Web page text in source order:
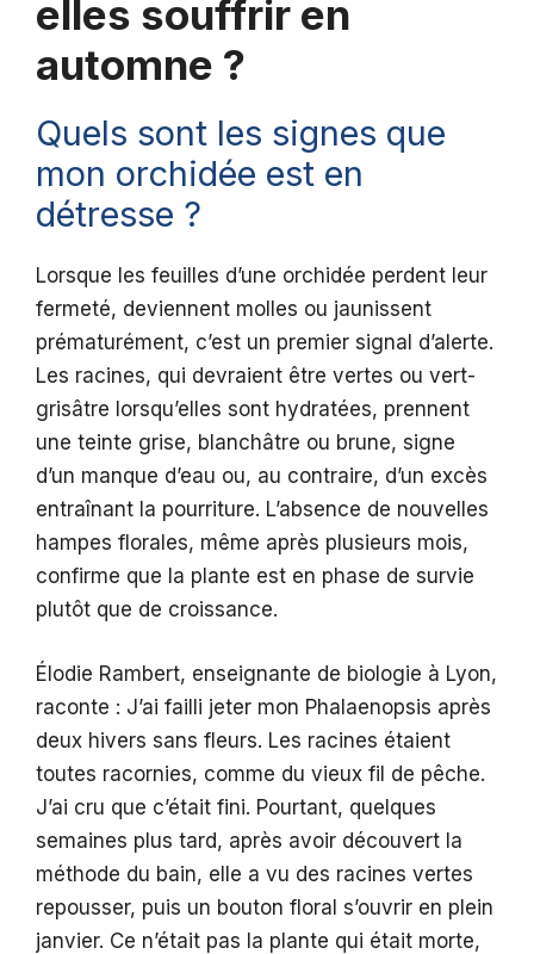
elles souffrir en
automne ?
Quels sont les signes que
mon orchidée est en
détresse ?
Lorsque les feuilles d’une orchidée perdent leur
fermeté, deviennent molles ou jaunissent
prématurément, c’est un premier signal d’alerte.
Les racines, qui devraient être vertes ou vert-
grisâtre lorsqu’elles sont hydratées, prennent
une teinte grise, blanchâtre ou brune, signe
d’un manque d’eau ou, au contraire, d’un excès
entraînant la pourriture. L’absence de nouvelles
hampes florales, même après plusieurs mois,
confirme que la plante est en phase de survie
plutôt que de croissance.
Élodie Rambert, enseignante de biologie à Lyon,
raconte : J’ai failli jeter mon Phalaenopsis après
deux hivers sans fleurs. Les racines étaient
toutes racornies, comme du vieux fil de pêche.
J’ai cru que c’était fini. Pourtant, quelques
semaines plus tard, après avoir découvert la
méthode du bain, elle a vu des racines vertes
repousser, puis un bouton floral s’ouvrir en plein
janvier. Ce n’était pas la plante qui était morte,